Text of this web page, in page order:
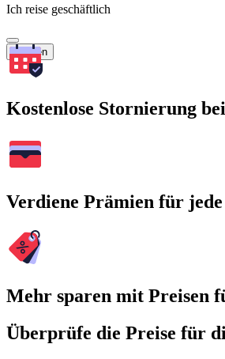
Ich reise geschäftlich
Suchen
Kostenlose Stornierung
Verdiene Prämien für
Mehr sparen mit Preisen
Überprüfe die Preise für